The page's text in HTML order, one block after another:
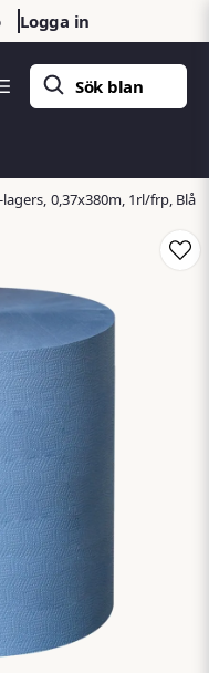
Logga in
0,37x380m, 1rl/frp, Blå